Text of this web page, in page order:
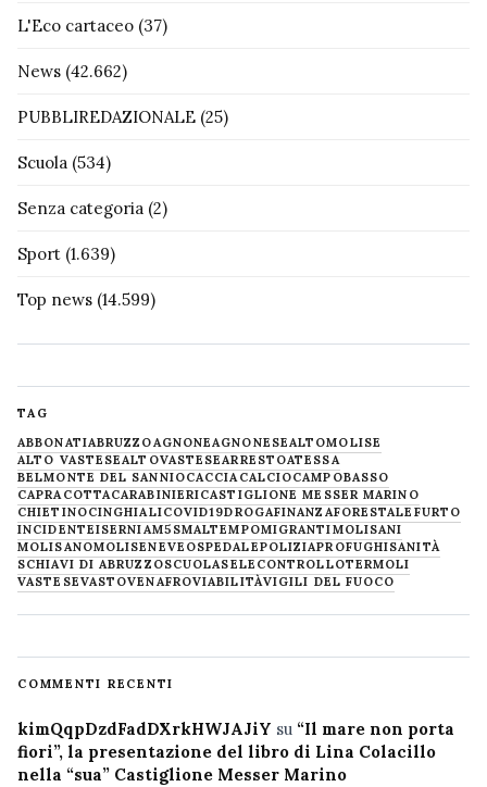
L'Eco cartaceo (37)
News (42.662)
PUBBLIREDAZIONALE (25)
Scuola (534)
Senza categoria (2)
Sport (1.639)
Top news (14.599)
TAG
ABBONATIABRUZZOAGNONEAGNONESEALTOMOLISE
ALTO VASTESEALTOVASTESEARRESTOATESSA
BELMONTE DEL SANNIOCACCIACALCIOCAMPOBASSO
CAPRACOTTACARABINIERICASTIGLIONE MESSER MARINO
CHIETINOCINGHIALICOVID19DROGAFINANZAFORESTALE FURTO
INCIDENTEISERNIAM5SMALTEMPOMIGRANTIMOLISANI
MOLISANOMOLISENEVE OSPEDALEPOLIZIAPROFUGHISANITÀ
SCHIAVI DI ABRUZZOSCUOLASELECONTROLLOTERMOLI
VASTESEVASTOVENAFROVIABILITÀVIGILI DEL FUOCO
COMMENTI RECENTI
kimQqpDzdFadDXrkHWJAJiY su “Il mare non porta
fiori”, la presentazione del libro di Lina Colacillo
nella “sua” Castiglione Messer Marino